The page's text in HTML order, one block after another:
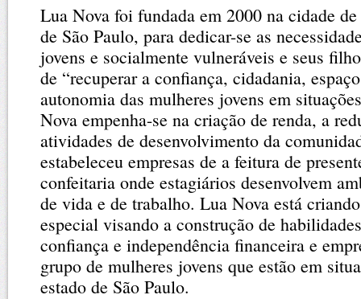
Lua Nova foi fundada em 2000 na cidade
de São Paulo, para dedicar-se as
jovens e socialmente vulneráveis e seus
de “recuperar a confiança, cidadania,
autonomia das mulheres jovens em
Nova empenha-se na criação de renda, a
atividades de desenvolvimento da
estabeleceu empresas de a feitura de
confeitaria onde estagiários desenvolvem
de vida e de trabalho. Lua Nova está
especial visando a construção de
confiança e independência financeira e
grupo de mulheres jovens que estão em
estado de São Paulo.